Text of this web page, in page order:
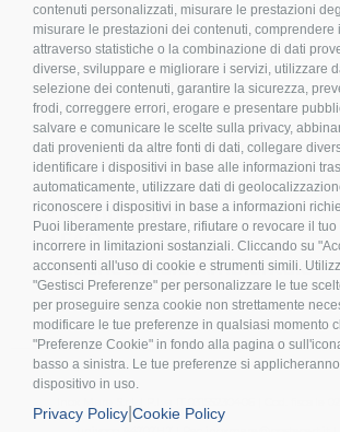
contenuti personalizzati, misurare le prestazioni
misurare le prestazioni dei contenuti, comprendere
attraverso statistiche o la combinazione di dati
diverse, sviluppare e migliorare i servizi, utilizzare
selezione dei contenuti, garantire la sicurezza,
frodi, correggere errori, erogare e presentare
salvare e comunicare le scelte sulla privacy,
dati provenienti da altre fonti di dati, collegare
identificare i dispositivi in base alle informazioni
automaticamente, utilizzare dati di
riconoscere i dispositivi in base a informazioni
Puoi liberamente prestare, rifiutare o revocare il
incorrere in limitazioni sostanziali. Cliccando su
acconsenti all'uso di cookie e strumenti simili.
"Gestisci Preferenze" per personalizzare le tue
per proseguire senza cookie non strettamente
modificare le tue preferenze in qualsiasi momento
"Preferenze Cookie" in fondo alla pagina o
basso a sinistra. Le tue preferenze si
dispositivo in uso.
Privacy Policy| Cookie Policy
LEGALE E PRIVACY
>Condizioni d’acquisto
>Privacy policy
>Cookies
>Compliance
>FAQ
>Etichettatura Ambientale